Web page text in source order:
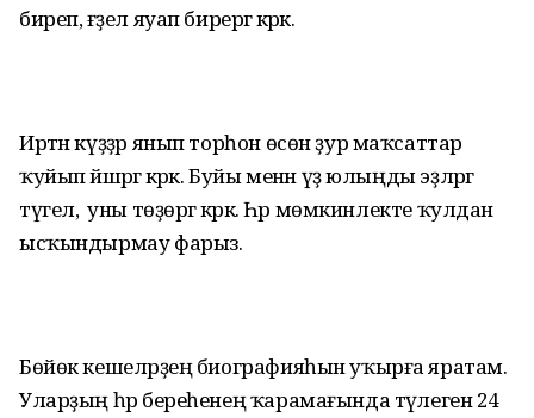
биреп, ғәҙел яуап бирергә кәрәк.
Иртән күҙҙәр янып торһон өсөн ҙур маҡсаттар
ҡуйып йәшәргә кәрәк. Буйы менән үҙ юлыңды эҙләргә
түгел, ә уны төҙөргә кәрәк. Һәр мөмкинлекте ҡулдан
ысҡындырмау фарыз.
Бөйөк кешеләрҙең биографияһын уҡырға яратам.
Уларҙың һәр береһенең ҡарамағында тәүлегенә 24